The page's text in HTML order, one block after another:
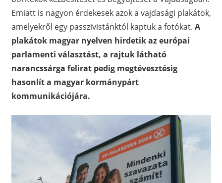
Emiatt is nagyon érdekesek azok a vajdasági plakátok,
amelyekről egy passzivistánktól kaptuk a fotókat. A
plakátok magyar nyelven hirdetik az európai
parlamenti választást, a rajtuk látható
narancssárga felirat pedig megtévesztésig
hasonlít a magyar kormánypárt
kommunikációjára.